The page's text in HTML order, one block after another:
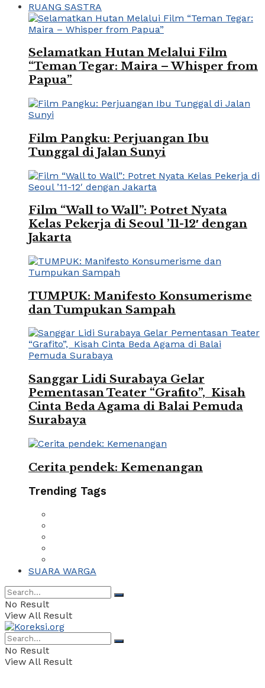
RUANG SASTRA
Selamatkan Hutan Melalui Film
“Teman Tegar: Maira – Whisper from
Papua”
Film Pangku: Perjuangan Ibu
Tunggal di Jalan Sunyi
Film “Wall to Wall”: Potret Nyata
Kelas Pekerja di Seoul ’11-12′ dengan
Jakarta
TUMPUK: Manifesto Konsumerisme
dan Tumpukan Sampah
Sanggar Lidi Surabaya Gelar
Pementasan Teater “Grafito”, Kisah
Cinta Beda Agama di Balai Pemuda
Surabaya
Cerita pendek: Kemenangan
Trending Tags
SUARA WARGA
No Result
View All Result
No Result
View All Result